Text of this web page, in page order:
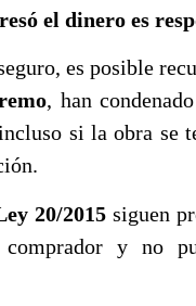
el dinero es
es posible
, han
si la obra se
20/2015siguen
y no